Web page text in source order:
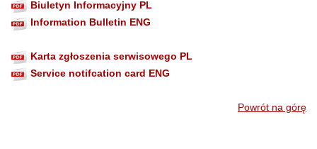
Biuletyn Informacyjny PL
Information Bulletin ENG
Karta zgłoszenia serwisowego PL
Service notifcation card ENG
Powrót na górę